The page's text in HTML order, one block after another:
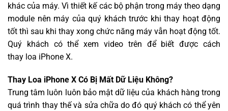
khác của máy. Vì thiết kế các bộ phận trong máy theo dạng
module nên máy của quý khách trước khi thay hoạt động
tốt thì sau khi thay xong chức năng máy vẫn hoạt động tốt.
Quý khách có thể xem video trên để biết được cách
thay loa iPhone X.
Thay Loa iPhone X Có Bị Mất Dữ Liệu Không?
Trung tâm luôn luôn bảo mật dữ liệu của khách hàng trong
quá trình thay thế và sửa chữa do đó quý khách có thể yên